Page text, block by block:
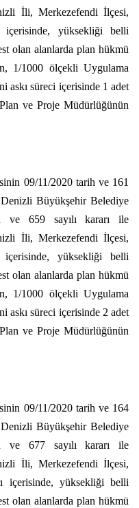
İli, Merkezefendi İlçesi,
içerisinde, yüksekliği belli
olan alanlarda plan hükmü
1/1000 ölçekli Uygulama
askı süreci içerisinde 1 adet
ve Proje Müdürlüğünün
09/11/2020 tarih ve 161
Denizli Büyükşehir Belediye
ve 659 sayılı kararı ile
İli, Merkezefendi İlçesi,
içerisinde, yüksekliği belli
olan alanlarda plan hükmü
1/1000 ölçekli Uygulama
askı süreci içerisinde 2 adet
ve Proje Müdürlüğünün
09/11/2020 tarih ve 164
Denizli Büyükşehir Belediye
ve 677 sayılı kararı ile
İli, Merkezefendi İlçesi,
içerisinde, yüksekliği belli
olan alanlarda plan hükmü